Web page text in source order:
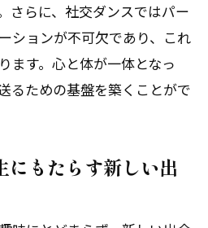
さらに、社交ダンスではパー
ションが不可欠であり、これ
ます。心と体が一体となっ
るための基盤を築くことがで
にもたらす新しい出